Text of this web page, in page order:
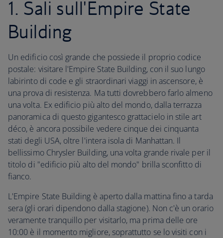
1. Sali sull'Empire State
Building
Un edificio così grande che possiede il proprio codice
postale: visitare l'Empire State Building, con il suo lungo
labirinto di code e gli straordinari viaggi in ascensore, è
una prova di resistenza. Ma tutti dovrebbero farlo almeno
una volta. Ex edificio più alto del mondo, dalla terrazza
panoramica di questo gigantesco grattacielo in stile art
déco, è ancora possibile vedere cinque dei cinquanta
stati degli USA, oltre l'intera isola di Manhattan. Il
bellissimo Chrysler Building, una volta grande rivale per il
titolo di "edificio più alto del mondo" brilla sconfitto di
fianco.
L'Empire State Building è aperto dalla mattina fino a tarda
sera (gli orari dipendono dalla stagione). Non c'è un orario
veramente tranquillo per visitarlo, ma prima delle ore
10:00 è il momento migliore, soprattutto se lo visiti con i